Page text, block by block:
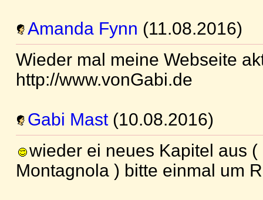
Amanda Fynn (11.08.2016)
Wieder mal meine Webseite
http://www.vonGabi.de
Gabi Mast(10.08.2016)
wieder ei neues Kapitel aus
Montagnola ) bitte einmal um